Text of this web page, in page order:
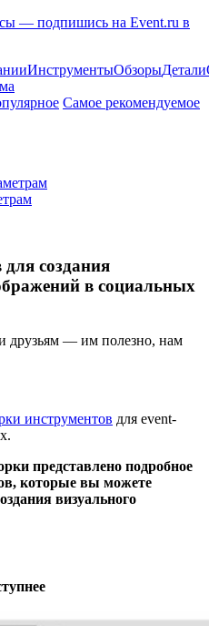
— подпишись на Event.ru в
ИнструментыОбзорыДетали
Самое рекомендуемое
создания
в социальных
друзьям — им полезно, нам
инструментов для event-
представлено подробное
которые вы можете
визуального